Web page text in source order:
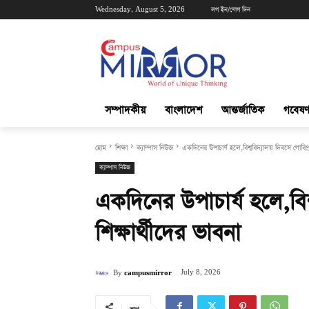
Wednesday, August 5, 2026 লগ ইন/যোগ দিন
সম্পাদকীয় বাংলাদেশ আন্তর্জাতিক
হোম শিক্ষা ক্যাম্পাস নিউজ একদিনের উপাচার্য হলে,বিশ্ববিদ্যালয় দিবসে
ক্যাম্পাস নিউজ
একদিনের উপাচার্য
শিক্ষার্থীদের ভাবনা
By campusmirror July 8, 2026